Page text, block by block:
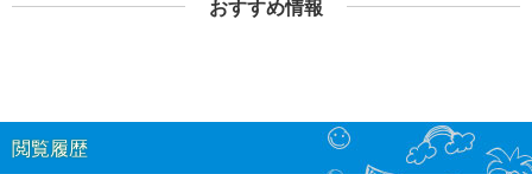
おすすめ情報
閲覧履歴